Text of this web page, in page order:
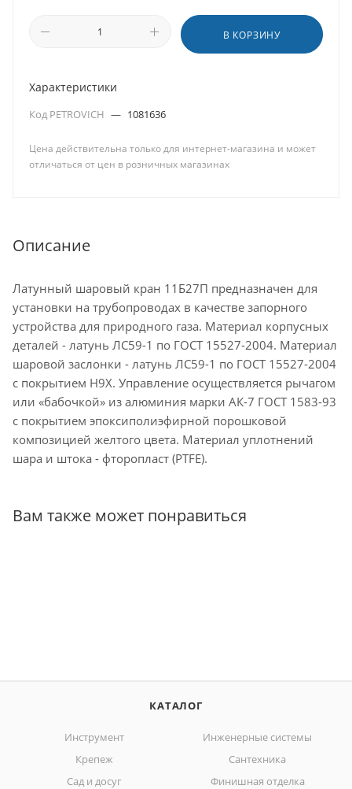
В КОРЗИНУ
Характеристики
Код PETROVICH — 1081636
Цена действительна только для интернет-магазина и может
отличаться от цен в розничных магазинах
Описание
Латунный шаровый кран 11Б27П предназначен для
установки на трубопроводах в качестве запорного
устройства для природного газа. Материал корпусных
деталей - латунь ЛС59-1 по ГОСТ 15527-2004. Материал
шаровой заслонки - латунь ЛС59-1 по ГОСТ 15527-2004
с покрытием Н9Х. Управление осуществляется рычагом
или «бабочкой» из алюминия марки АК-7 ГОСТ 1583-93
с покрытием эпоксиполиэфирной порошковой
композицией желтого цвета. Материал уплотнений
шара и штока - фторопласт (PTFE).
Вам также может понравиться
КАТАЛОГ
Инструмент
Инженерные системы
Крепеж
Сантехника
Сад и досуг
Финишная отделка